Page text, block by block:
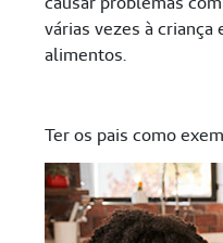
várias vezes à
alimentos.
Ter os pais como